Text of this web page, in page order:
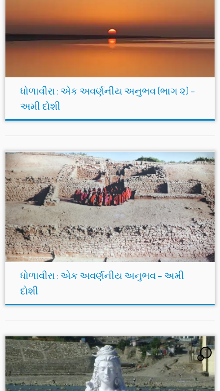
ધોળાવીરા : એક અવર્ણનીય અનુભવ (ભાગ ૨) –
અમી દોશી
ધોળાવીરા : એક અવર્ણનીય અનુભવ – અમી
દોશી
1